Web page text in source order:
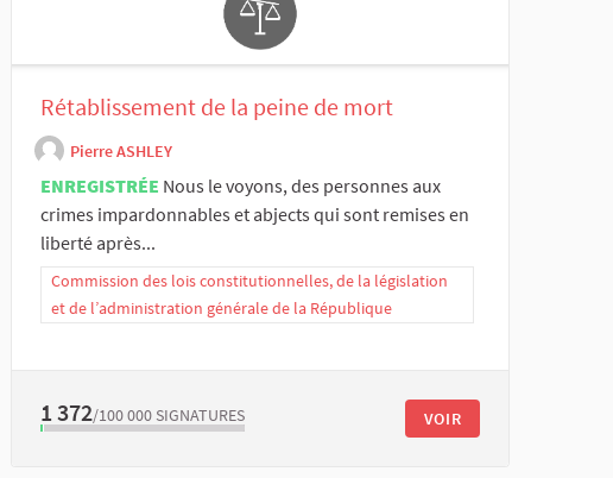
Rétablissement de la peine de mort
Pierre ASHLEY
ENREGISTRÉE Nous le voyons, des personnes aux
crimes impardonnables et abjects qui sont remises en
liberté après...
Commission des lois constitutionnelles, de la législation
et de l’administration générale de la République
1 372/100 000 SIGNATURES VOIR